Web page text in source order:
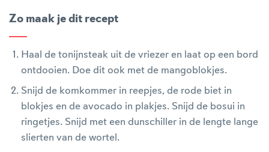
Zo maak je dit recept
Haal de tonijnsteak uit de vriezer en laat op een bord
ontdooien. Doe dit ook met de mangoblokjes.
Snijd de komkommer in reepjes, de rode biet in
blokjes en de avocado in plakjes. Snijd de bosui in
ringetjes. Snijd met een dunschiller in de lengte lange
slierten van de wortel.